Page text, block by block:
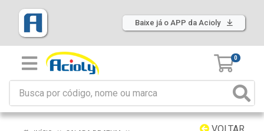
Baixe já o APP da Acioly
0